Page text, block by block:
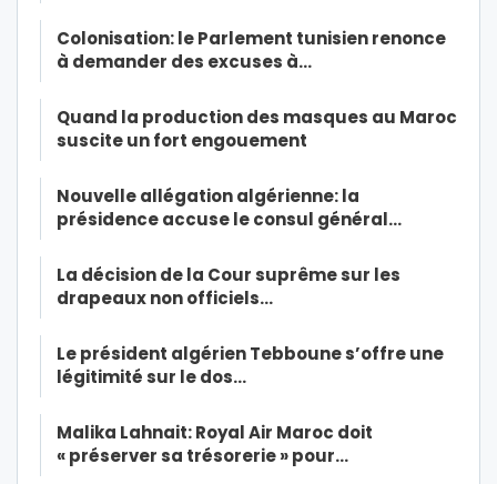
Colonisation: le Parlement tunisien renonce
à demander des excuses à…
Quand la production des masques au Maroc
suscite un fort engouement
Nouvelle allégation algérienne: la
présidence accuse le consul général…
La décision de la Cour suprême sur les
drapeaux non officiels…
Le président algérien Tebboune s’offre une
légitimité sur le dos…
Malika Lahnait: Royal Air Maroc doit
« préserver sa trésorerie » pour…